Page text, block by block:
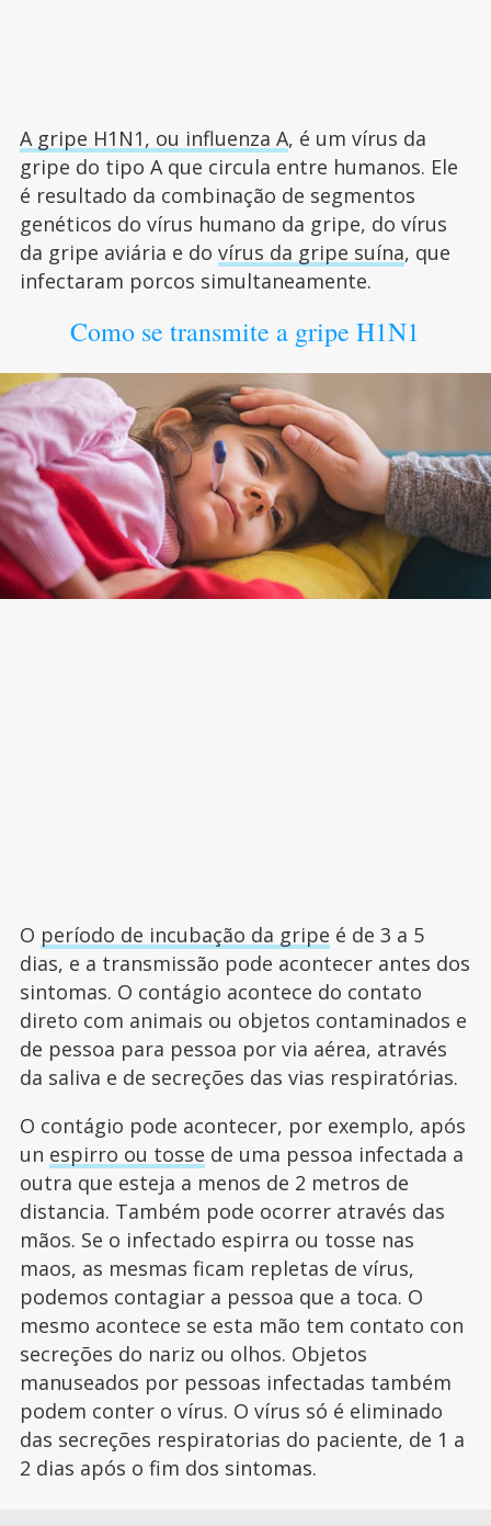
A gripe H1N1, ou influenza A, é um vírus da
gripe do tipo A que circula entre humanos. Ele
é resultado da combinação de segmentos
genéticos do vírus humano da gripe, do vírus
da gripe aviária e do vírus da gripe suína, que
infectaram porcos simultaneamente.
Como se transmite a gripe H1N1
O período de incubação da gripe é de 3 a 5
dias, e a transmissão pode acontecer antes dos
sintomas. O contágio acontece do contato
direto com animais ou objetos contaminados e
de pessoa para pessoa por via aérea, através
da saliva e de secreções das vias respiratórias.
O contágio pode acontecer, por exemplo, após
un espirro ou tosse de uma pessoa infectada a
outra que esteja a menos de 2 metros de
distancia. Também pode ocorrer através das
mãos. Se o infectado espirra ou tosse nas
maos, as mesmas ficam repletas de vírus,
podemos contagiar a pessoa que a toca. O
mesmo acontece se esta mão tem contato con
secreções do nariz ou olhos. Objetos
manuseados por pessoas infectadas também
podem conter o vírus. O vírus só é eliminado
das secreções respiratorias do paciente, de 1 a
2 dias após o fim dos sintomas.